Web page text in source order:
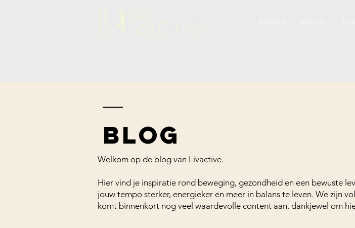
BLOG
Welkom op de blog van Livactive.
Hier vind je inspiratie rond beweging, gezondheid en een bewuste
jouw tempo sterker, energieker en meer in balans te leven. We zijn
komt binnenkort nog veel waardevolle content aan, dankjewel om